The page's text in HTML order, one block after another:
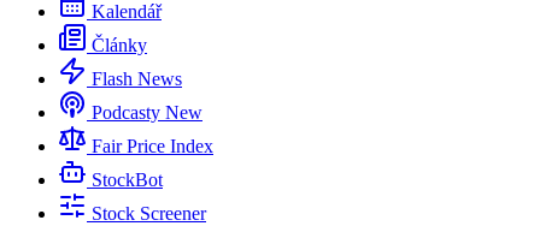
Kalendář
Články
Flash News
Podcasty New
Fair Price Index
StockBot
Stock Screener